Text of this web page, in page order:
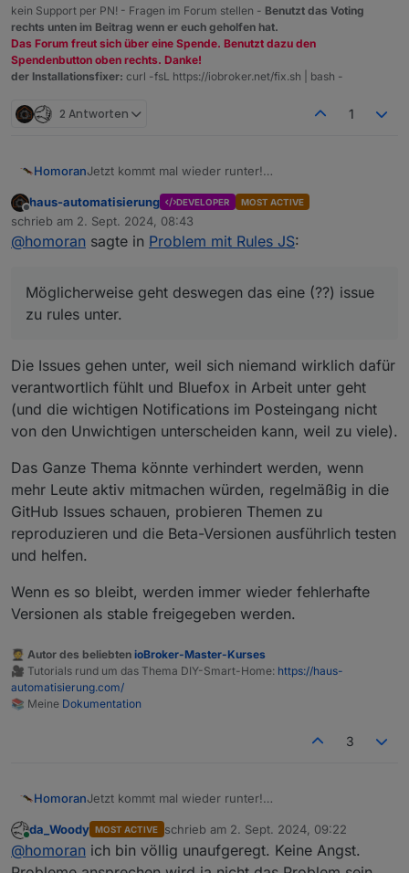
kein Support per PN! - Fragen im Forum stellen - Benutzt das Voting
rechts unten im Beitrag wenn er euch geholfen hat.
Das Forum freut sich über eine Spende. Benutzt dazu den
Spendenbutton oben rechts. Danke!
der Installationsfixer: curl -fsL https://iobroker.net/fix.sh | bash -
2 Antworten 1
HomoranJetzt kommt mal wieder runter!
@da_woodysagte inProblem mit Rules JS
im Gegenteil!
ich weiss das Rules als Logikmaschine für einfache
(der übrigens u.a. auch deswegen auf
Skriptausführung umbenannt wurde)
Möglicherweise geht deswegen das eine (??) issue
zu rules unter.
Offline
haus-automatisierung DEVELOPER MOST ACTIVE
schrieb am 2. Sept. 2024, 08:43
zuletzt editiert von
@homoran sagte in Problem mit Rules JS:
Möglicherweise geht deswegen das eine (??) issue
zu rules unter.
Die Issues gehen unter, weil sich niemand wirklich dafür
verantwortlich fühlt und Bluefox in Arbeit unter geht
(und die wichtigen Notifications im Posteingang nicht
von den Unwichtigen unterscheiden kann, weil zu viele).
Das Ganze Thema könnte verhindert werden, wenn
mehr Leute aktiv mitmachen würden, regelmäßig in die
GitHub Issues schauen, probieren Themen zu
reproduzieren und die Beta-Versionen ausführlich testen
und helfen.
Wenn es so bleibt, werden immer wieder fehlerhafte
Versionen als stable freigegeben werden.
🧑‍🎓 Autor des beliebten ioBroker-Master-Kurses
🎥 Tutorials rund um das Thema DIY-Smart-Home: https://haus-
automatisierung.com/
📚 Meine Dokumentation
3
HomoranJetzt kommt mal wieder runter!
@da_woodysagte in Problem mit Rules JS:
Online
da_Woody MOST ACTIVE schrieb am 2. Sept. 2024, 09:22
zuletzt editiert von
@homoran ich bin völlig unaufgeregt. Keine Angst.